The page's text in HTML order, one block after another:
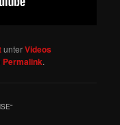
unterVideos
Permalink.
“